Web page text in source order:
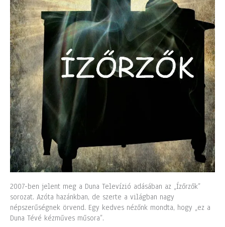
2007-ben jelent meg a Duna Televízió adásában az „Ízőrzők”
sorozat. Azóta hazánkban, de szerte a világban nagy
népszerűségnek örvend. Egy kedves nézőnk mondta, hogy „ez a
Duna Tévé kézműves műsora”.